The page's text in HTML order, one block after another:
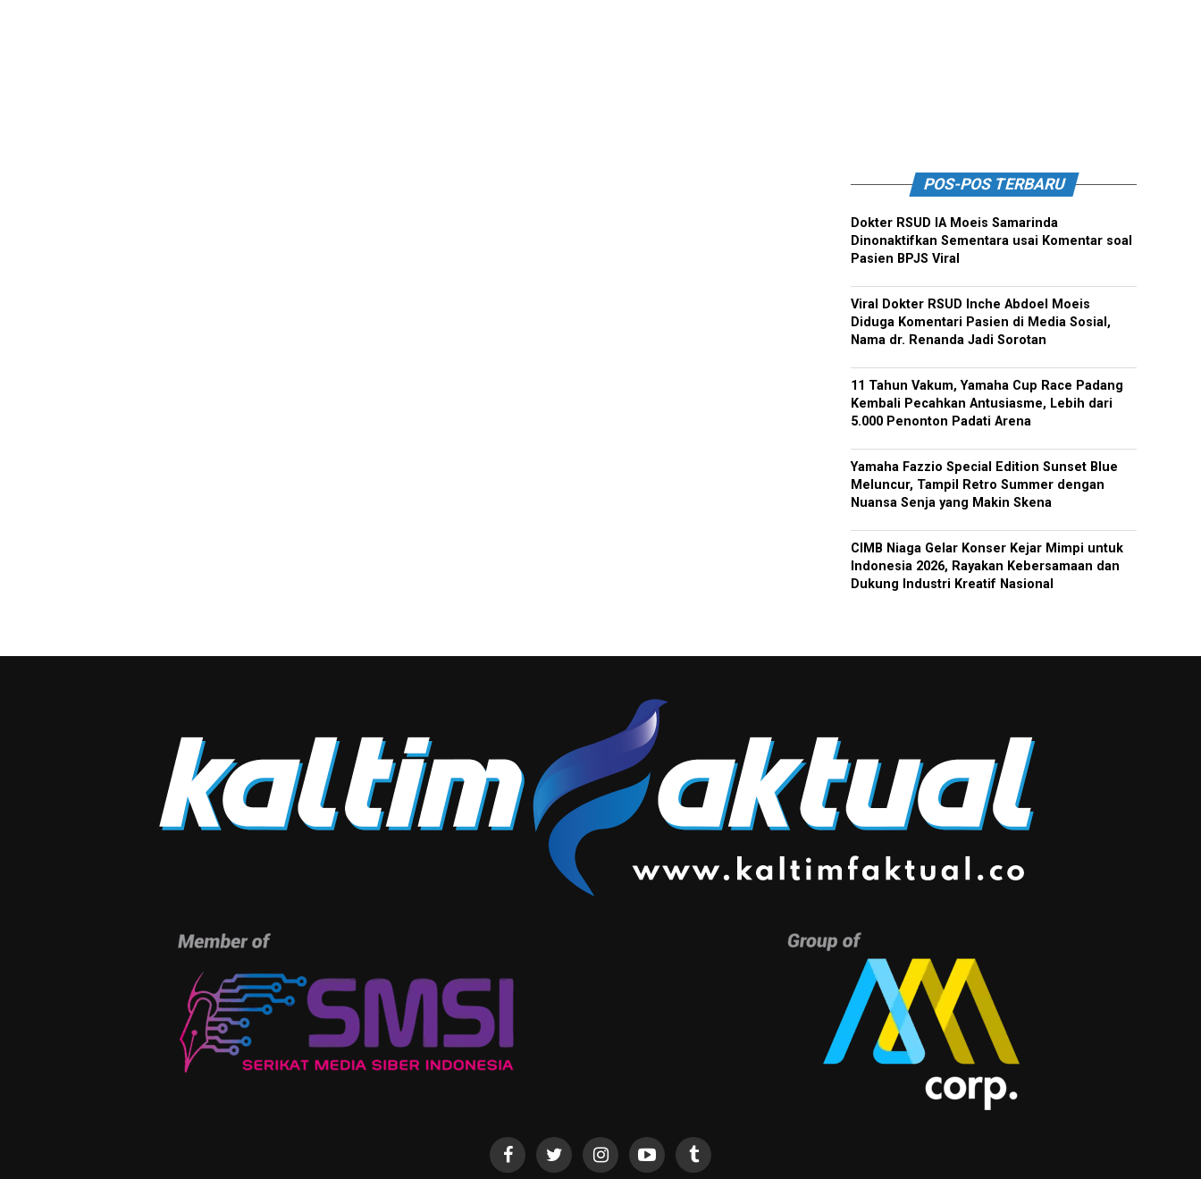
POS-POS TERBARU
Dokter RSUD IA Moeis Samarinda
Dinonaktifkan Sementara usai Komentar soal
Pasien BPJS Viral
Viral Dokter RSUD Inche Abdoel Moeis
Diduga Komentari Pasien di Media Sosial,
Nama dr. Renanda Jadi Sorotan
11 Tahun Vakum, Yamaha Cup Race Padang
Kembali Pecahkan Antusiasme, Lebih dari
5.000 Penonton Padati Arena
Yamaha Fazzio Special Edition Sunset Blue
Meluncur, Tampil Retro Summer dengan
Nuansa Senja yang Makin Skena
CIMB Niaga Gelar Konser Kejar Mimpi untuk
Indonesia 2026, Rayakan Kebersamaan dan
Dukung Industri Kreatif Nasional